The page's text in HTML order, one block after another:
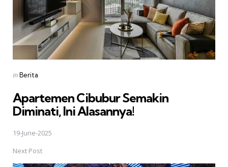
Posted
inBerita
Apartemen Cibubur Semakin
Diminati, Ini Alasannya!
19-June-2025
Next Post